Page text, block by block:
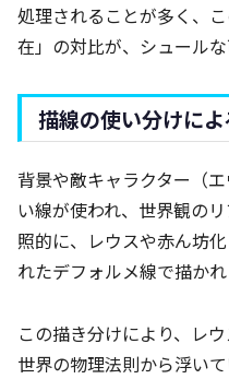
処理されることが多く、
在」の対比が、シュール
描線の使い分けに
背景や敵キャラクター（
い線が使われ、世界観の
照的に、レウスや赤ん坊
れたデフォルメ線で描かれ
この描き分けにより、レ
世界の物理法則から浮い